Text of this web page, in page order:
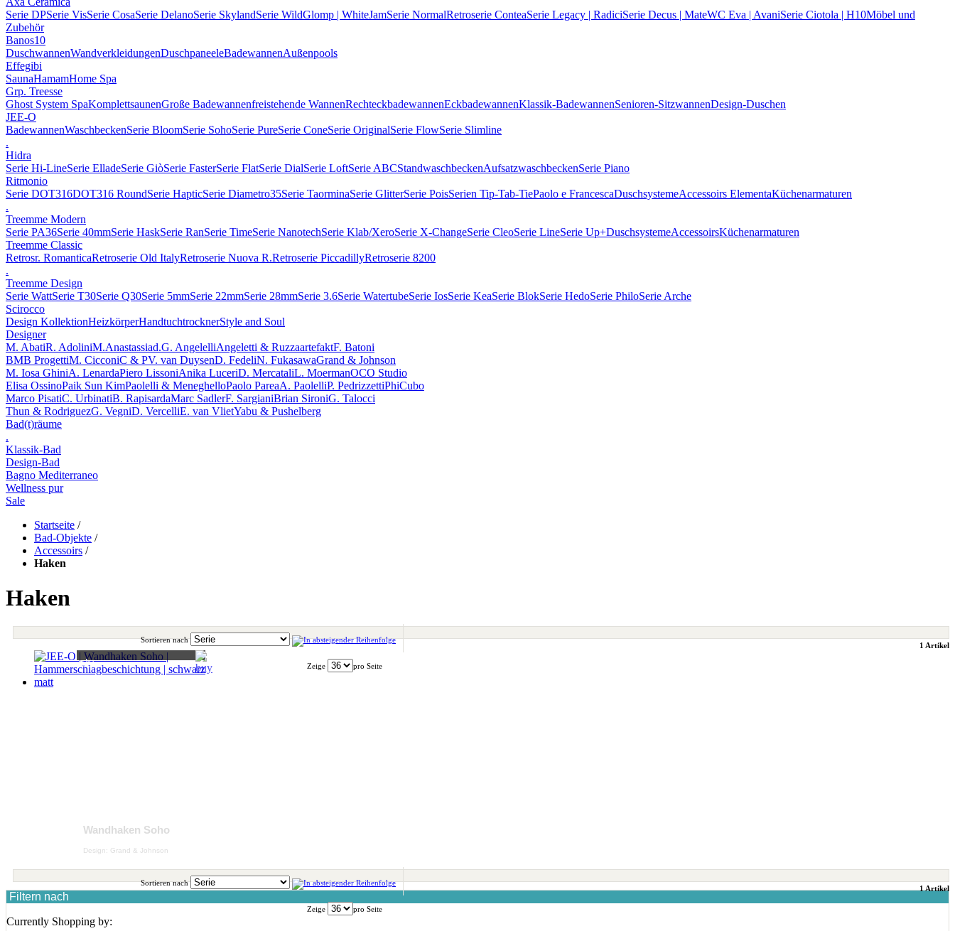
Serie DPSerie VisSerie CosaSerie DelanoSerie SkylandSerie WildGlomp | WhiteJamSerie NormalRetroserie ConteaSerie Legacy | RadiciSerie Decus | MateWC Eva | AvaniSerie Ciotola | H10Möbel und
Zubehör
Banos10
DuschwannenWandverkleidungenDuschpaneeleBadewannenAußenpools
Effegibi
SaunaHamamHome Spa
Grp. Treesse
Ghost System SpaKomplettsaunenGroße Badewannenfreistehende WannenRechteckbadewannenEckbadewannenKlassik-BadewannenSenioren-SitzwannenDesign-Duschen
JEE-O
BadewannenWaschbeckenSerie BloomSerie SohoSerie PureSerie ConeSerie OriginalSerie FlowSerie Slimline
.
Hidra
Serie Hi-LineSerie ElladeSerie GiòSerie FasterSerie FlatSerie DialSerie LoftSerie ABCStandwaschbeckenAufsatzwaschbeckenSerie Piano
Ritmonio
Serie DOT316DOT316 RoundSerie HapticSerie Diametro35Serie TaorminaSerie GlitterSerie PoisSerien Tip-Tab-TiePaolo e FrancescaDuschsystemeAccessoirs ElementaKüchenarmaturen
.
Treemme Modern
Serie PA36Serie 40mmSerie HaskSerie RanSerie TimeSerie NanotechSerie Klab/XeroSerie X-ChangeSerie CleoSerie LineSerie Up+DuschsystemeAccessoirsKüchenarmaturen
Treemme Classic
Retrosr. RomanticaRetroserie Old ItalyRetroserie Nuova R.Retroserie PiccadillyRetroserie 8200
.
Treemme Design
Serie WattSerie T30Serie Q30Serie 5mmSerie 22mmSerie 28mmSerie 3.6Serie WatertubeSerie IosSerie KeaSerie BlokSerie HedoSerie PhiloSerie Arche
Scirocco
Design KollektionHeizkörperHandtuchtrocknerStyle and Soul
Designer
M. AbatiR. AdoliniM.Anastassiad.G. AngelelliAngeletti & RuzzaartefaktF. Batoni
BMB ProgettiM. CicconiC & PV. van DuysenD. FedeliN. FukasawaGrand & Johnson
M. Iosa GhiniA. LenardaPiero LissoniAnika LuceriD. MercataliL. MoermanOCO Studio
Elisa OssinoPaik Sun KimPaolelli & MeneghelloPaolo PareaA. PaolelliP. PedrizzettiPhiCubo
Marco PisatiC. UrbinatiB. RapisardaMarc SadlerF. SargianiBrian SironiG. Talocci
Thun & RodriguezG. VegniD. VercelliE. van VlietYabu & Pushelberg
Bad(t)räume
.
Klassik-Bad
Design-Bad
Bagno Mediterraneo
Wellness pur
Sale
Startseite /
Bad-Objekte /
Accessoirs /
Haken
Haken
1 Artikel
Sortieren nach
Zeige pro Seite
ab: 118,70 €
Wandhaken Soho
Design: Grand & Johnson
1 Artikel
Sortieren nach
Zeige pro Seite
Filtern nach
Currently Shopping by: